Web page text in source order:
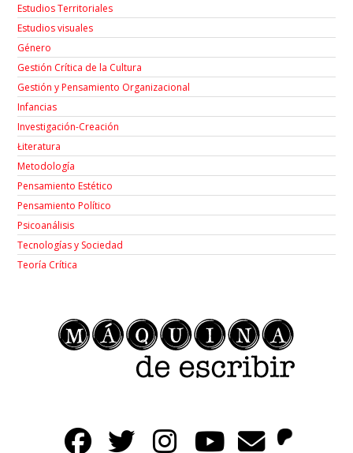
Estudios Territoriales
Estudios visuales
Género
Gestión Crítica de la Cultura
Gestión y Pensamiento Organizacional
Infancias
Investigación-Creación
Łiteratura
Metodología
Pensamiento Estético
Pensamiento Político
Psicoanálisis
Tecnologías y Sociedad
Teoría Crítica